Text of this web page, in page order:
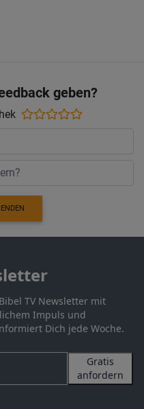
geben?
TV Newsletter mit
Impuls und
Dich jede Woche.
Gratis
anfordern